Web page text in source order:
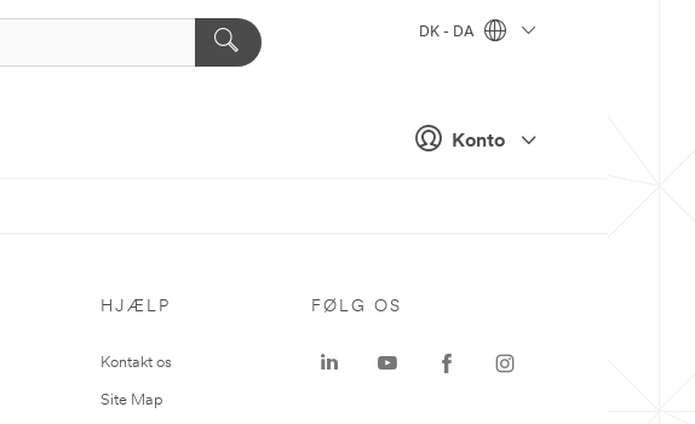
Konto
DK - DA
HJÆLP
Kontakt os
Site Map
FØLG OS